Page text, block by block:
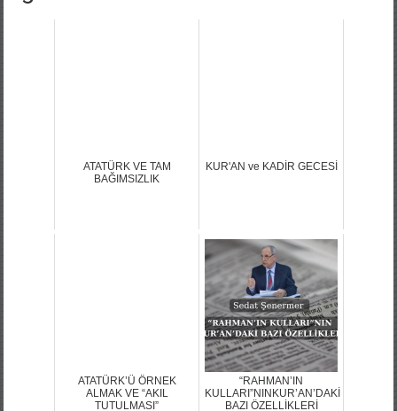
ATATÜRK VE TAM
BAĞIMSIZLIK
KUR'AN ve KADİR GECESİ
ATATÜRK’Ü ÖRNEK
ALMAK VE “AKIL
TUTULMASI”
“RAHMAN’IN
KULLARI”NINKUR’AN’DAKİ
BAZI ÖZELLİKLERİ